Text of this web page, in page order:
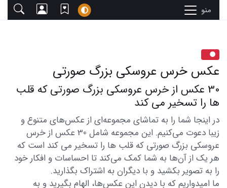
منو
عکس خرس عروسکی بزرگ صورتی
30 عکس از خرس عروسکی بزرگ صورتی که قلب
ها را تسخیر می کند
در اینجا شما را به تماشای مجموعه‌ای از عکس‌های متنوع و
زیبا دعوت می‌کنیم. این مجموعه شامل 30 عکس از خرس
عروسکی بزرگ صورتی که قلب ها را تسخیر می کند است که
هر یک از آن‌ها به شما کمک می‌کند تا احساسات و افکار خود
را به تصویر بکشید و با دیگران به اشتراک بگذارید.
ما امیدواریم که با دیدن این عکس‌ها، الهام بگیرید و به